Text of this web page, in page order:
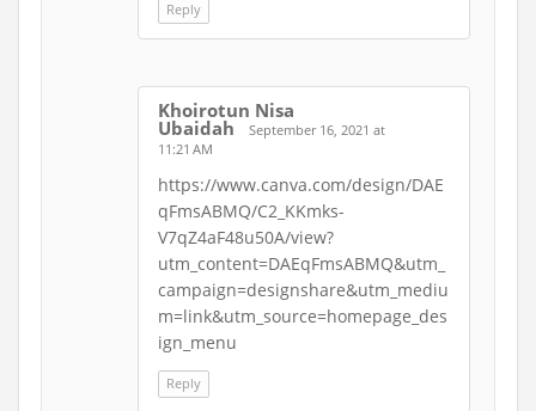
Reply
Khoirotun Nisa
Ubaidah
September 16, 2021 at
11:21 AM
https://www.canva.com/design/DAE
qFmsABMQ/C2_KKmks-
V7qZ4aF48u50A/view?
utm_content=DAEqFmsABMQ&utm_
campaign=designshare&utm_mediu
m=link&utm_source=homepage_des
ign_menu
Reply